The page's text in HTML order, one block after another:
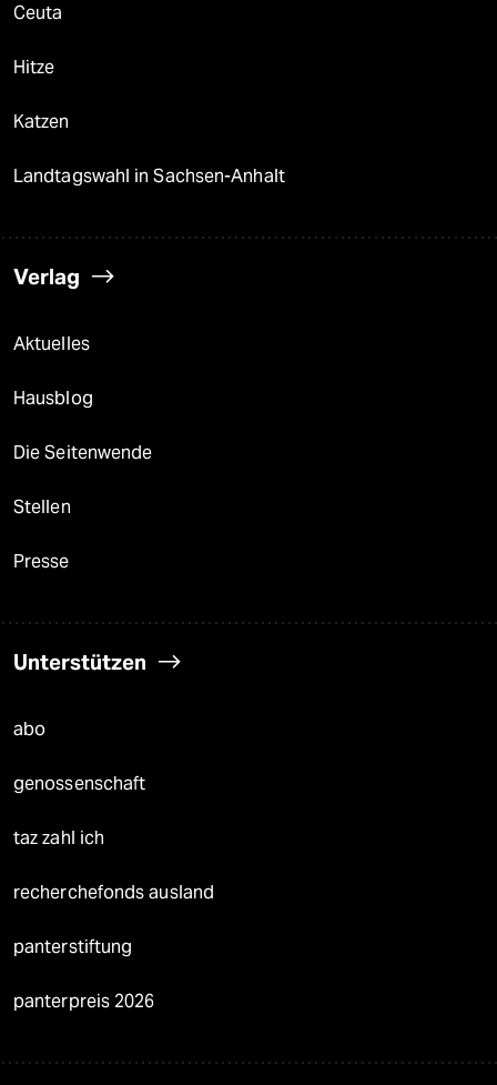
Ceuta
Hitze
Katzen
Landtagswahl in Sachsen-Anhalt
Verlag
Aktuelles
Hausblog
Die Seitenwende
Stellen
Presse
Unterstützen
abo
genossenschaft
taz zahl ich
recherchefonds ausland
panterstiftung
panterpreis 2026